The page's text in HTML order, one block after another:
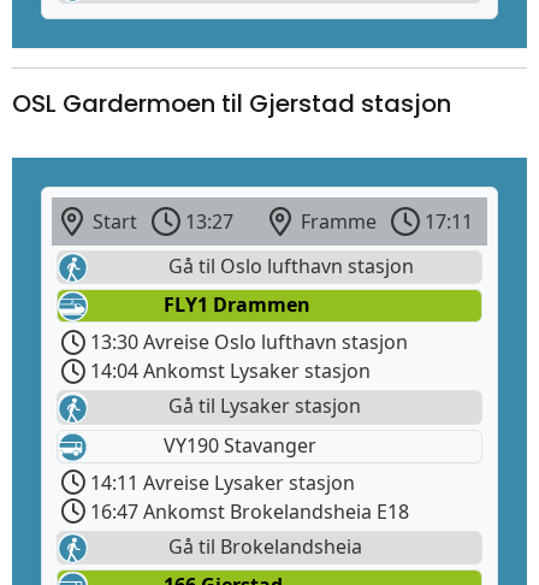
OSL Gardermoen til Gjerstad stasjon
Start 13:27 Framme
17:11
Gå til Oslo lufthavn stasjon
FLY1 Drammen
13:30 Avreise Oslo lufthavn stasjon
14:04 Ankomst Lysaker stasjon
Gå til Lysaker stasjon
VY190 Stavanger
14:11 Avreise Lysaker stasjon
16:47 Ankomst Brokelandsheia E18
Gå til Brokelandsheia